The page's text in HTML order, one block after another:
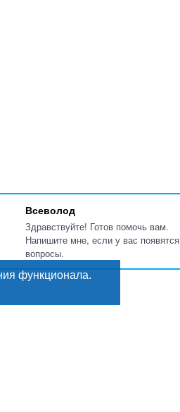
Всеволод
Здравствуйте! Готов помочь вам.
Напишите мне, если у вас появятся
вопросы.
функционала.